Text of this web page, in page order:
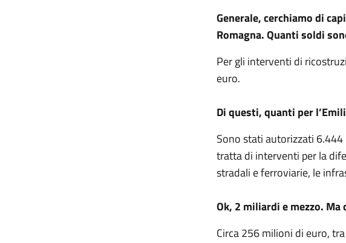
Generale, cerchiamo di
Romagna. Quanti soldi
Per gli interventi di
euro.
Di questi, quanti per
Sono stati autorizzati
tratta di interventi per la
stradali e ferroviarie, le
Ok, 2 miliardi e mezzo.
Circa 256 milioni di euro,